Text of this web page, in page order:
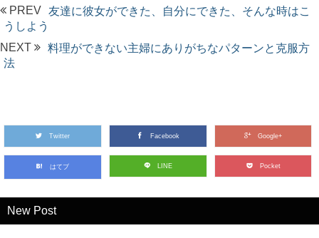
PREV 友達に彼女ができた、自分にできた、そんな時はこ
うしよう
NEXT
料理ができない主婦にありがちなパターンと克服方
法
Twitter Facebook Google+
はてブ LINE Pocket
New Post